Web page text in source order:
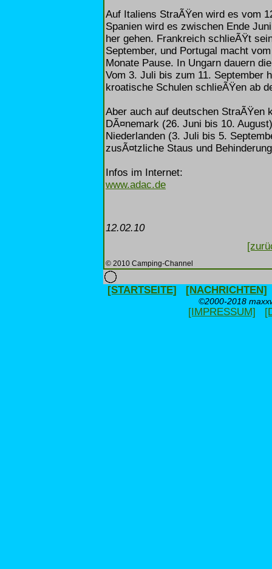
Auf Italiens StraÃŸen wird es vom
Spanien wird es zwischen Ende
her gehen. Frankreich schlieÃŸt
September, und Portugal macht
Monate Pause. In Ungarn dauern
Vom 3. Juli bis zum 11. September
kroatische Schulen schlieÃŸen ab
Aber auch auf deutschen StraÃŸen
DÃ¤nemark (26. Juni bis 10.
Niederlanden (3. Juli bis 5.
zusÃ¤tzliche Staus und
Infos im Internet:
www.adac.de
12.02.10
© 2010 Camping-Channel
[STARTSEITE] [NACHRICHTEN]
©2000-2018
[IMPRESSUM]